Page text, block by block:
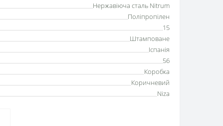
Нержавіюча сталь Nitrum
Поліпропілен
15
Штамповане
Іспанія
56
Коробка
Коричневий
Niza